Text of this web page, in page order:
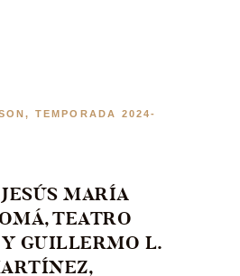
, TEMPORADA 2024-
MARÍA
TEATRO
GUILLERMO L.